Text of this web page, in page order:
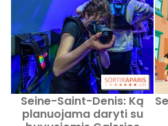
Seine-Saint-Denis: Ką
planuojama daryti su